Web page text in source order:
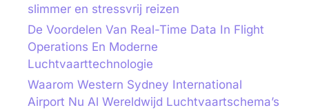
slimmer en stressvrij reizen
De Voordelen Van Real-Time Data In Flight
Operations En Moderne
Luchtvaarttechnologie
Waarom Western Sydney International
Airport Nu Al Wereldwijd Luchtvaartschema’s